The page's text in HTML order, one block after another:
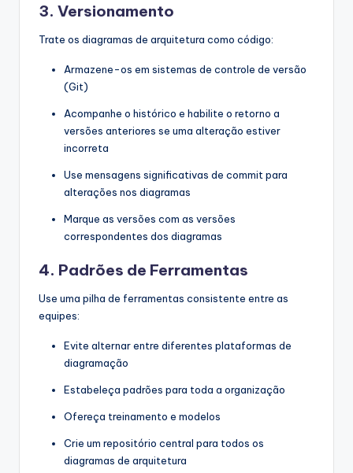
3. Versionamento
Trate os diagramas de arquitetura como código:
Armazene-os em sistemas de controle de versão
(Git)
Acompanhe o histórico e habilite o retorno a
versões anteriores se uma alteração estiver
incorreta
Use mensagens significativas de commit para
alterações nos diagramas
Marque as versões com as versões
correspondentes dos diagramas
4. Padrões de Ferramentas
Use uma pilha de ferramentas consistente entre as
equipes:
Evite alternar entre diferentes plataformas de
diagramação
Estabeleça padrões para toda a organização
Ofereça treinamento e modelos
Crie um repositório central para todos os
diagramas de arquitetura